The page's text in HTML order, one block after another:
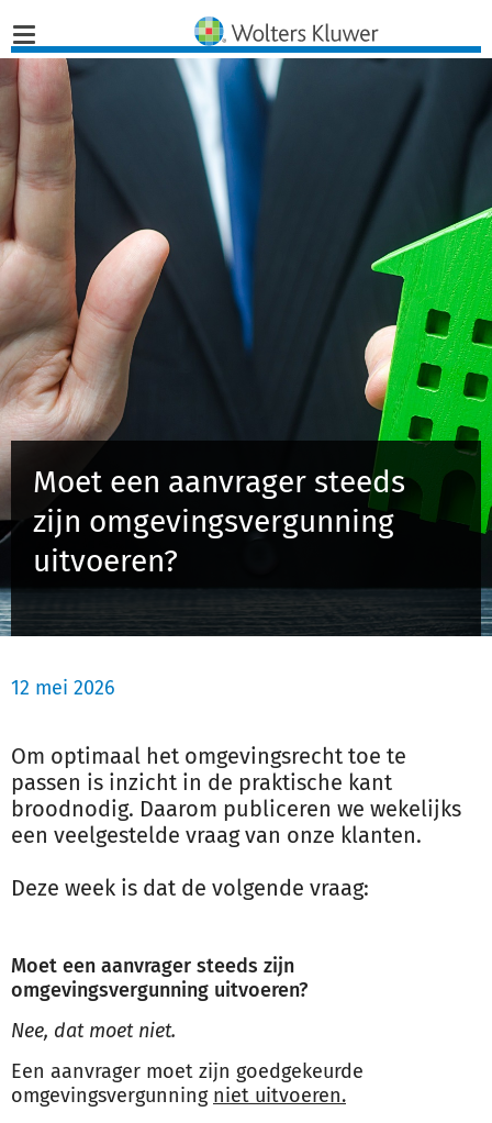
Nieuws
Opinies
Infographics
Producten
Opleidingen
Juridisch Advies
Schulinck Omgevingsrecht Databank
Over ons
Contact
Registreren
Moet een aanvrager steeds
zijn omgevingsvergunning
uitvoeren?
12 mei 2026
Om optimaal het omgevingsrecht toe te
passen is inzicht in de praktische kant
broodnodig. Daarom publiceren we wekelijks
een veelgestelde vraag van onze klanten.
Deze week is dat de volgende vraag:
Moet een aanvrager steeds zijn
omgevingsvergunning uitvoeren?
Nee, dat moet niet.
Een aanvrager moet zijn goedgekeurde
omgevingsvergunning niet uitvoeren.